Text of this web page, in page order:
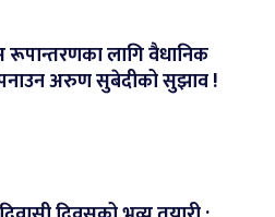
रूपान्तरणका लागि वैधानिक
अरुण सुबेदीको सुझाव !